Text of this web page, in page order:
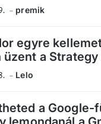
premik
egyre
üzent a
Lelo
a Google-